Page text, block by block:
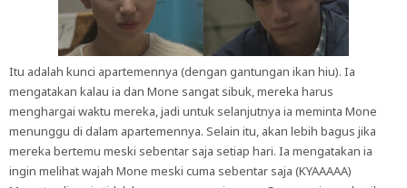
Itu adalah kunci apartemennya (dengan gantungan ikan hiu). Ia
mengatakan kalau ia dan Mone sangat sibuk, mereka harus
menghargai waktu mereka, jadi untuk selanjutnya ia meminta Mone
menunggu di dalam apartemennya. Selain itu, akan lebih bagus jika
mereka bertemu meski sebentar saja setiap hari. Ia mengatakan ia
ingin melihat wajah Mone meski cuma sebentar saja (KYAAAAA)